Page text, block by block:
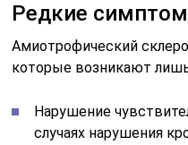
Редкие
Амиотрофический
которые возникают
Нарушение
случаях нарушения